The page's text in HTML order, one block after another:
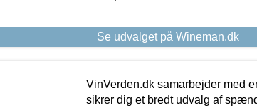
Se udvalget på Wineman.dk
VinVerden.dk samarbejder med
sikrer dig et bredt udvalg af